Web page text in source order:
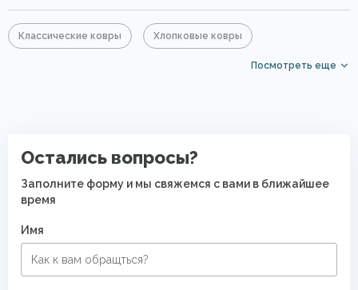
Классические ковры Хлопковые ковры
Посмотреть еще
Остались вопросы?
Заполните форму и мы свяжемся с вами в ближайшее
время
Имя